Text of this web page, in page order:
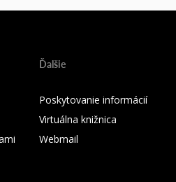
Ďalšie
Poskytovanie informácií
Virtuálna knižnica
Webmail